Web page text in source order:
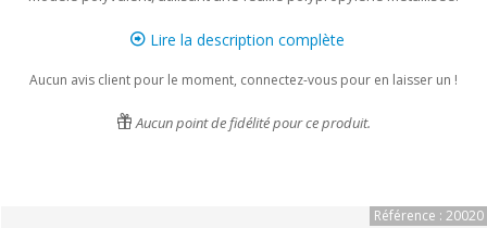
Lire la description complète
Aucun avis client pour le moment, connectez-vous pour en laisser un !
Aucun point de fidélité pour ce produit.
Référence : 20020